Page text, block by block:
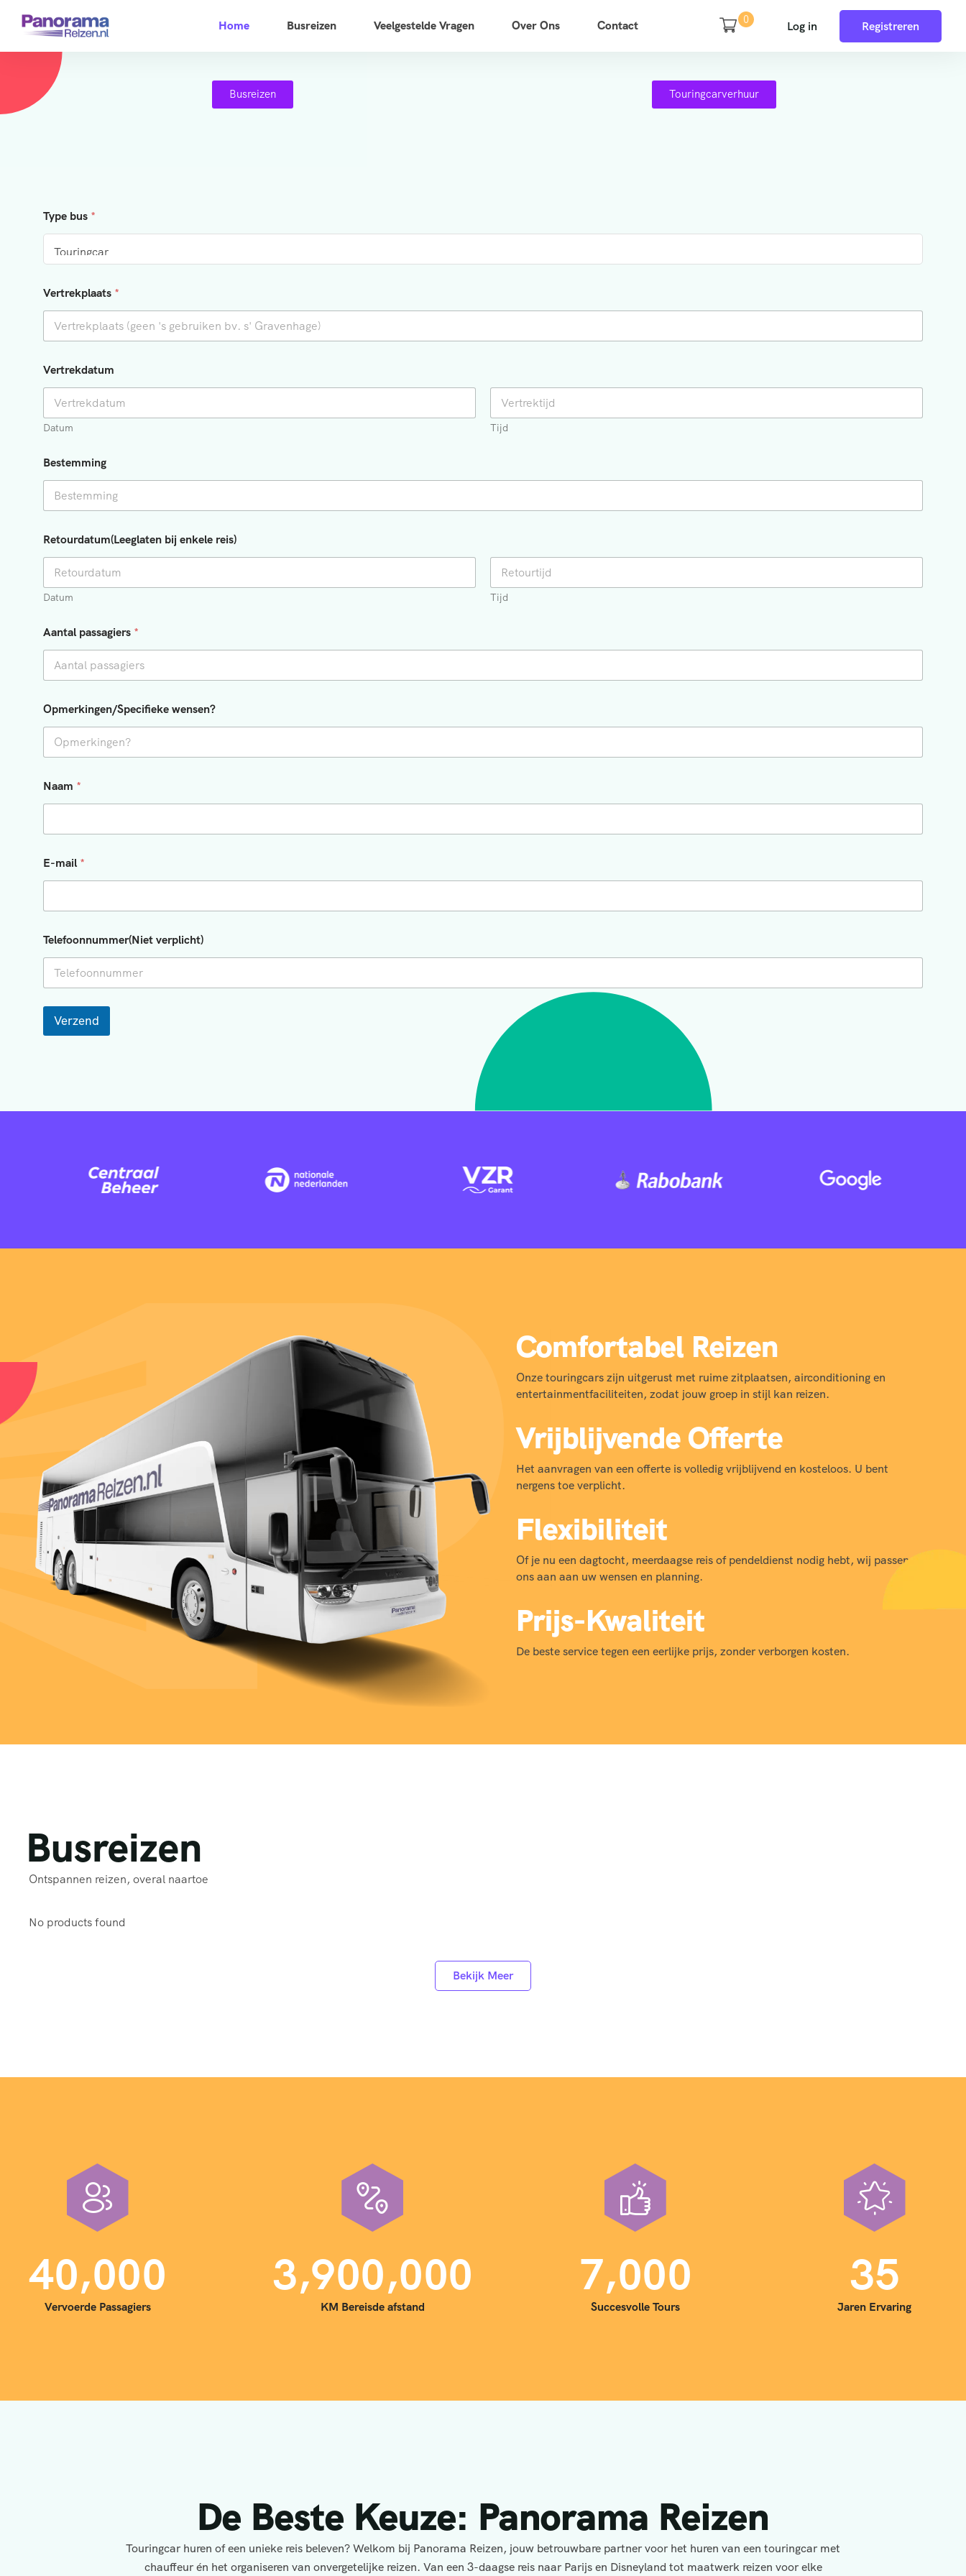
Home Busreizen Veelgestelde Vragen Over Ons Contact 0 Log in Registreren
Busreizen Touringcarverhuur
Type bus *
Vertrekplaats *
Vertrekdatum
Datum Tijd
Bestemming
Retourdatum(Leeglaten bij enkele reis)
Datum Tijd
Aantal passagiers *
Opmerkingen/Specifieke wensen?
b
u
w
n
s
e
?
Naam *
E-mail *
Telefoonnummer(Niet verplicht)
Verzend
Comfortabel Reizen
Onze touringcars zijn uitgerust met ruime zitplaatsen, airconditioning en
entertainmentfaciliteiten, zodat jouw groep in stijl kan reizen.
Vrijblijvende Offerte
Het aanvragen van een offerte is volledig vrijblijvend en kosteloos. U bent
nergens toe verplicht.
Flexibiliteit
Of je nu een dagtocht, meerdaagse reis of pendeldienst nodig hebt, wij passen
ons aan aan uw wensen en planning.
Prijs-Kwaliteit
De beste service tegen een eerlijke prijs, zonder verborgen kosten.
Busreizen
Ontspannen reizen, overal naartoe
No products found
Bekijk Meer
40,000
Vervoerde Passagiers
3,900,000
KM Bereisde afstand
7,000
Succesvolle Tours
35
Jaren Ervaring
De Beste Keuze: Panorama Reizen
Touringcar huren of een unieke reis beleven? Welkom bij Panorama Reizen, jouw betrouwbare partner voor het huren van een touringcar met
chauffeur én het organiseren van onvergetelijke reizen. Van een 3-daagse reis naar Parijs en Disneyland tot maatwerk reizen voor elke